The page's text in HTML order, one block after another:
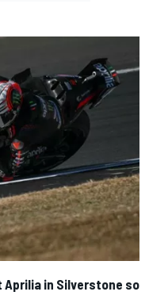
Aprilia in Silverstone so